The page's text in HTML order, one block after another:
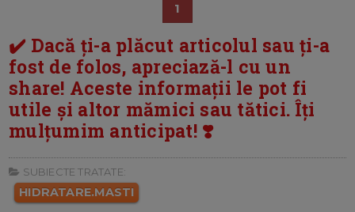
1
✔️ Dacă ți-a plăcut articolul sau ți-a
fost de folos, apreciază-l cu un
share! Aceste informații le pot fi
utile și altor mămici sau tătici. Îți
mulțumim anticipat! ❣️
SUBIECTE TRATATE:
HIDRATARE.MASTI